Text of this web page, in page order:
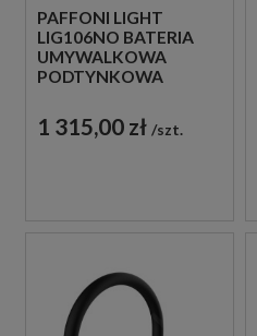
PAFFONI LIGHT
LIG106NO BATERIA
UMYWALKOWA
PODTYNKOWA
CZARNA
1 315,00 zł szt.